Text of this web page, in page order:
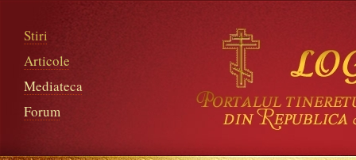
Stiri
Articole
Mediateca
Forum